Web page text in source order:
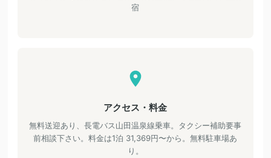
宿
アクセス・料金
無料送迎あり、長電バス山田温泉線乗車。タクシー補助要事
前相談下さい。料金は1泊 31,369円〜から。無料駐車場あ
り。